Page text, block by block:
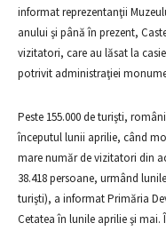
informat reprezentanţii
anului şi până în prezent,
vizitatori, care au lăsat la
potrivit administraţiei
Peste 155.000 de turişti,
începutul lunii aprilie, când
mare număr de vizitatori din
38.418 persoane, urmând
turişti), a informat Primăria
Cetatea în lunile aprilie şi